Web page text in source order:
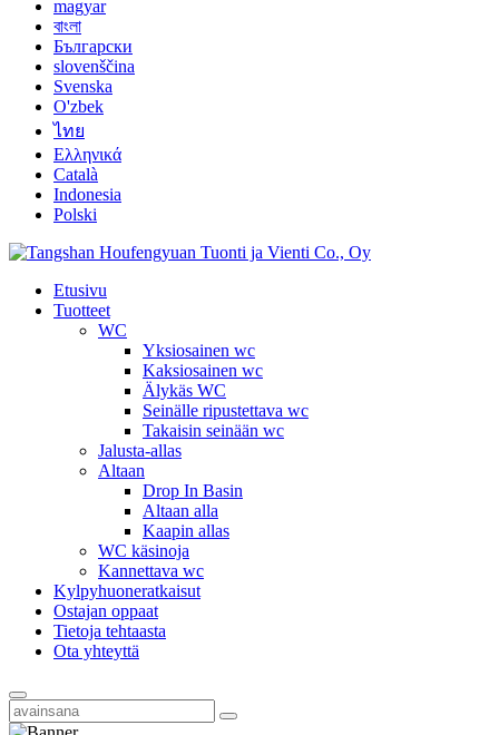
magyar
বাংলা
Български
slovenščina
Svenska
O'zbek
ไทย
Ελληνικά
Català
Indonesia
Polski
Etusivu
Tuotteet
WC
Yksiosainen wc
Kaksiosainen wc
Älykäs WC
Seinälle ripustettava wc
Takaisin seinään wc
Jalusta-allas
Altaan
Drop In Basin
Altaan alla
Kaapin allas
WC käsinoja
Kannettava wc
Kylpyhuoneratkaisut
Ostajan oppaat
Tietoja tehtaasta
Ota yhteyttä